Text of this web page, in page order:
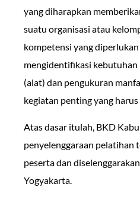
yang diharapkan
suatu organisasi atau
kompetensi yang
mengidentifikasi
(alat) dan pengukuran
kegiatan penting yang
Atas dasar itulah, BKD
penyelenggaraan pelatihan
peserta dan
Yogyakarta.